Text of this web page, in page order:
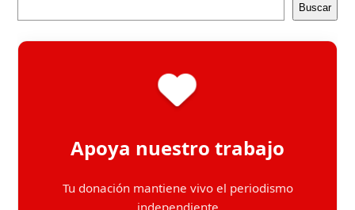
Buscar
Apoya nuestro trabajo
Tu donación mantiene vivo el periodismo